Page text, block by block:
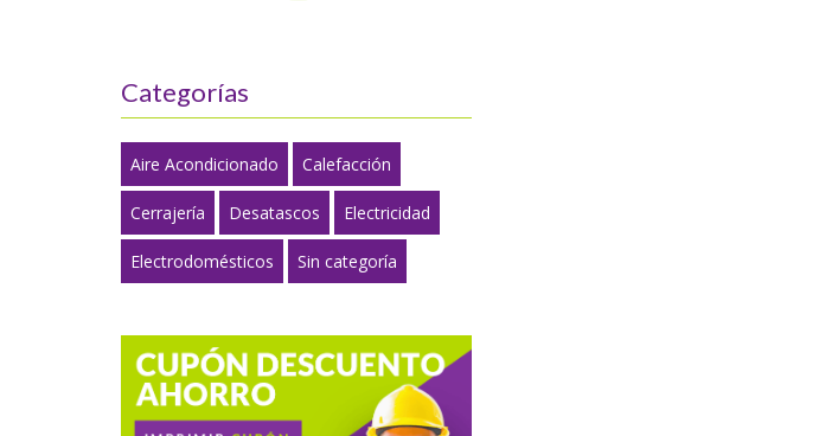
Categorías
Aire Acondicionado Calefacción
Cerrajería Desatascos Electricidad
Electrodomésticos Sin categoría